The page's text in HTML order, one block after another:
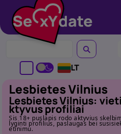
LT
Lesbietes Vilnius
Lesbietes Vilnius:
ktyvus profiliai
Sis 18+ puslapis rodo aktyvius
lyginti profilius, paslaugas bei
etinimu.